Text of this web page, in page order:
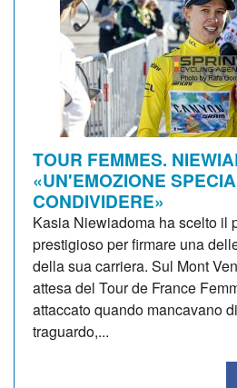
TOUR FEMMES.
«UN'EMOZIONE
CONDIVIDERE»
Kasia Niewiadoma ha scelto il
prestigioso per firmare una
della sua carriera. Sul Mont
attesa del Tour de France
attaccato quando mancavano
traguardo,...